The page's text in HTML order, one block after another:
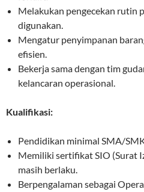
Melakukan pengecekan rutin
digunakan.
Mengatur penyimpanan
efisien.
Bekerja sama dengan tim
kelancaran operasional.
Kualifikasi:
Pendidikan minimal SMA/
Memiliki sertifikat SIO (Surat
masih berlaku.
Berpengalaman sebagai